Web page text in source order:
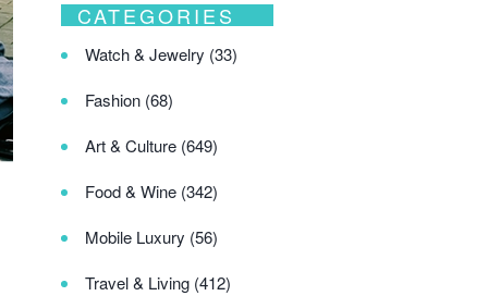
CATEGORIES
Watch & Jewelry (33)
Fashion (68)
Art & Culture (649)
Food & Wine (342)
Mobile Luxury (56)
Travel & Living (412)